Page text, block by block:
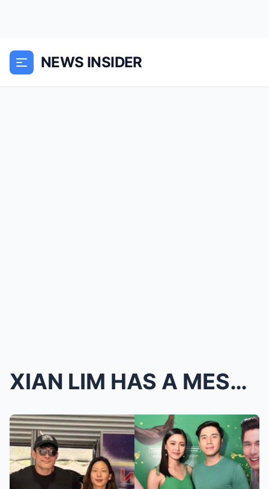
NEWS INSIDER
XIAN LIM HAS A MESSAGE FOR KIM CHIU; XIAN FACES IS...